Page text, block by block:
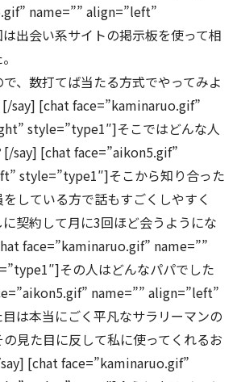
name=”” align=”left”
出会い系サイトの掲示板を使って相
、数打てば当たる方式でやってみよ
[/say] [chat face=”kaminaruo.gif”
style=”type1″]そこではどんな人
[/say] [chat face=”aikon5.gif”
style=”type1″]そこから知り合った
している方で話もすごくしやすく
契約して月に3回ほど会うようにな
face=”kaminaruo.gif” name=””
その人はどんなパパでした
name=”” align=”left”
は本当にごく平凡なサラリーマンの
見た目に反して私に使ってくれるお
[chat face=”kaminaruo.gif”